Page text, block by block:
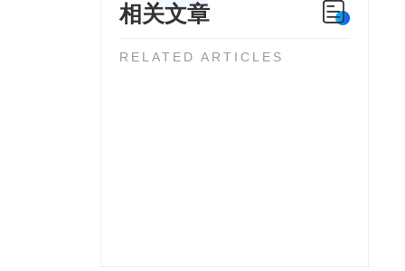
相关文章
RELATED ARTICLES